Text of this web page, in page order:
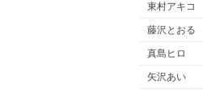
東村アキコ
藤沢とおる
真島ヒロ
矢沢あい